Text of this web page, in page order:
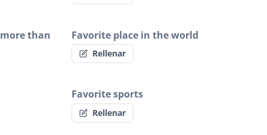
than Favorite place in the world
Rellenar
Favorite sports
Rellenar